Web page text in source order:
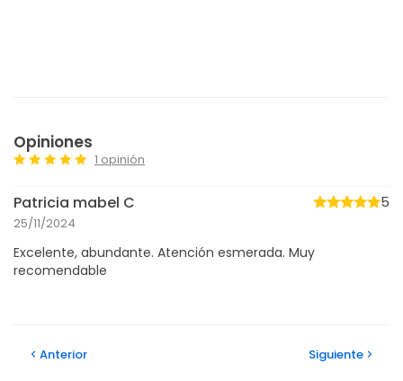
Opiniones
1 opinión
Patricia mabel C
25/11/2024
5
Excelente, abundante. Atención esmerada. Muy
recomendable
Anterior Siguiente